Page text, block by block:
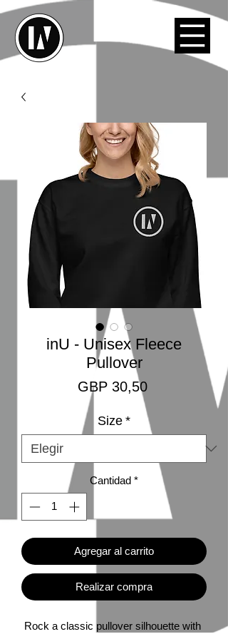
inU - Unisex Fleece
Pullover
GBP 30,50Precio
Size *
Cantidad *
Agregar al carrito
Realizar compra
Rock a classic pullover silhouette with